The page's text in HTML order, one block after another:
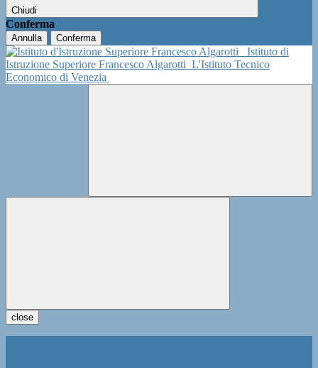
Chiudi
Conferma
Annulla Conferma
Istituto di
Istruzione Superiore Francesco Algarotti L'Istituto Tecnico
Economico di Venezia
close